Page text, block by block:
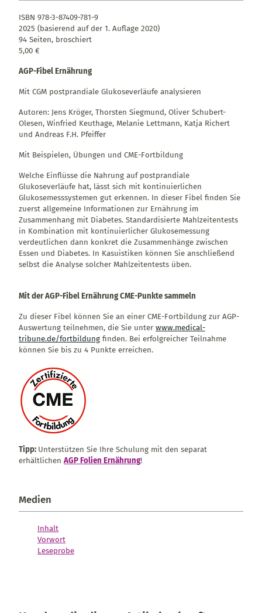
ISBN 978-3-87409-781-9
2025 (basierend auf der 1. Auflage 2020)
94 Seiten, broschiert
5,00 €
AGP-Fibel Ernährung
Mit CGM postprandiale Glukoseverläufe analysieren
Autoren: Jens Kröger, Thorsten Siegmund, Oliver Schubert-
Olesen, Winfried Keuthage, Melanie Lettmann, Katja Richert
und Andreas F.H. Pfeiffer
Mit Beispielen, Übungen und CME-Fortbildung
Welche Einflüsse die Nahrung auf postprandiale
Glukoseverläufe hat, lässt sich mit kontinuierlichen
Glukosemesssystemen gut erkennen. In dieser Fibel finden Sie
zuerst allgemeine Informationen zur Ernährung im
Zusammenhang mit Diabetes. Standardisierte Mahlzeitentests
in Kombination mit kontinuierlicher Glukosemessung
verdeutlichen dann konkret die Zusammenhänge zwischen
Essen und Diabetes. In Kasuistiken können Sie anschließend
selbst die Analyse solcher Mahlzeitentests üben.
Mit der AGP-Fibel Ernährung CME-Punkte sammeln
Zu dieser Fibel können Sie an einer CME-Fortbildung zur AGP-
Auswertung teilnehmen, die Sie unter www.medical-
tribune.de/fortbildung finden. Bei erfolgreicher Teilnahme
können Sie bis zu 4 Punkte erreichen.
Tipp: Unterstützen Sie Ihre Schulung mit den separat
erhältlichen AGP Folien Ernährung!
Medien
Inhalt
Vorwort
Leseprobe